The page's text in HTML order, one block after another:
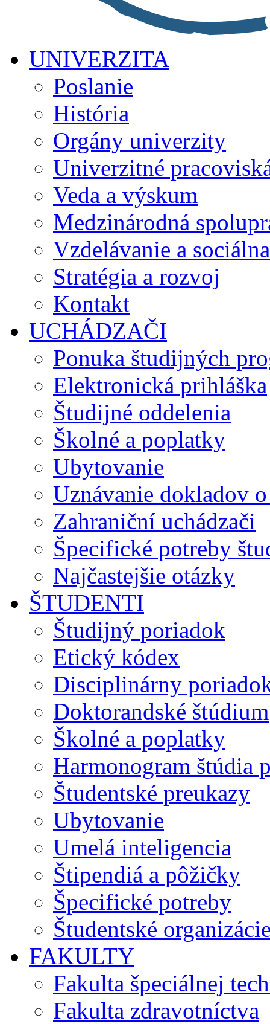
UNIVERZITA
Poslanie
História
Orgány univerzity
Univerzitné
Veda a výskum
Medzinárodná
Vzdelávanie a
Stratégia a rozvoj
Kontakt
UCHÁDZAČI
Ponuka študijných
Elektronická prihláška
Študijné oddelenia
Školné a poplatky
Ubytovanie
Uznávanie dokladov
Zahraniční uchádzači
Špecifické potreby
Najčastejšie otázky
ŠTUDENTI
Študijný poriadok
Etický kódex
Disciplinárny
Doktorandské štúdium
Školné a poplatky
Harmonogram štúdia
Študentské preukazy
Ubytovanie
Umelá inteligencia
Štipendiá a pôžičky
Špecifické potreby
Študentské
FAKULTY
Fakulta špeciálnej
Fakulta zdravotníctva